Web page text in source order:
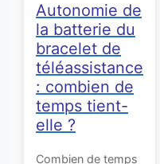
Autonomie de
la batterie du
bracelet de
téléassistance
: combien de
temps tient-
elle ?
Combien de temps